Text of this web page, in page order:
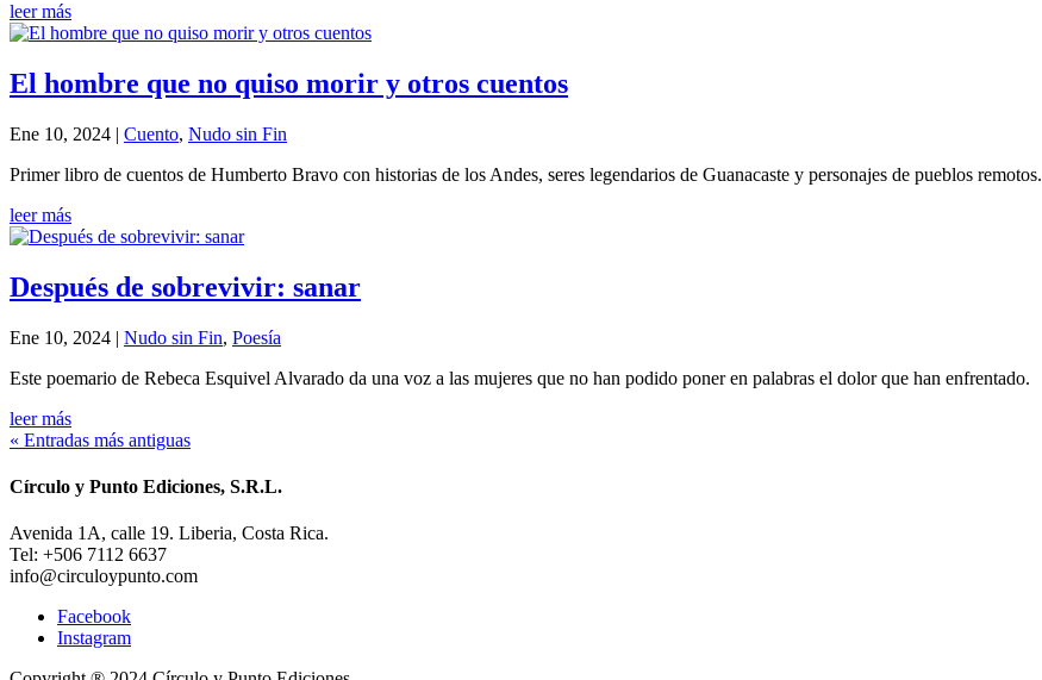
leer más
El hombre que no quiso morir y otros cuentos
Ene 10, 2024 | Cuento, Nudo sin Fin
Primer libro de cuentos de Humberto Bravo con historias de los Andes, seres legendarios de Guanacaste y personajes de pueblos remotos.
leer más
Después de sobrevivir: sanar
Ene 10, 2024 | Nudo sin Fin, Poesía
Este poemario de Rebeca Esquivel Alvarado da una voz a las mujeres que no han podido poner en palabras el dolor que han enfrentado.
leer más
« Entradas más antiguas
Círculo y Punto Ediciones, S.R.L.
Avenida 1A, calle 19. Liberia, Costa Rica.
Tel: +506 7112 6637
info@circuloypunto.com
Facebook
Instagram